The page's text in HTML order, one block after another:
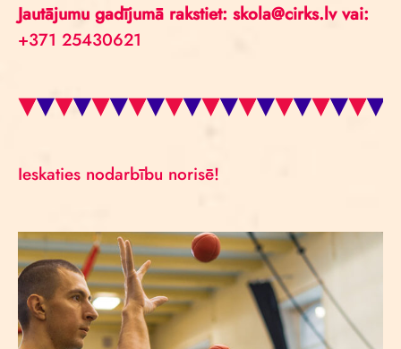
Jautājumu gadījumā rakstiet: skola@cirks.lv vai:
+371 25430621
Ieskaties nodarbību norisē!